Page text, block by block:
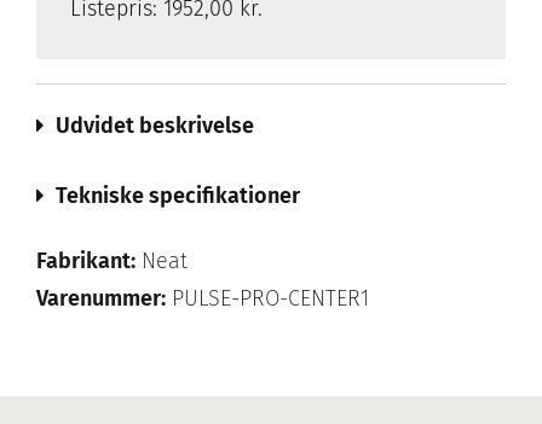
Listepris: 1952,00 kr.
Udvidet beskrivelse
Tekniske specifikationer
Fabrikant: Neat
Varenummer: PULSE-PRO-CENTER1